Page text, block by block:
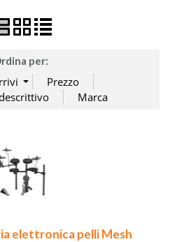
per:
elettronica pelli Mesh